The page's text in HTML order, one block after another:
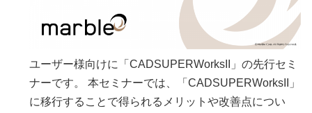
ユーザー様向けに「CADSUPERWorksII」の先行セミ
ナーです。 本セミナーでは、「CADSUPERWorksII」
に移行することで得られるメリットや改善点につい